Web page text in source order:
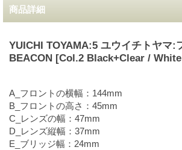
商品詳細
YUICHI TOYAMA:5 ユウイチトヤマ:
BEACON [Col.2 Black+Clear /
A_フロントの横幅：144mm
B_フロントの高さ：45mm
C_レンズの幅：47mm
D_レンズ縦幅：37mm
E_ブリッジ幅：24mm